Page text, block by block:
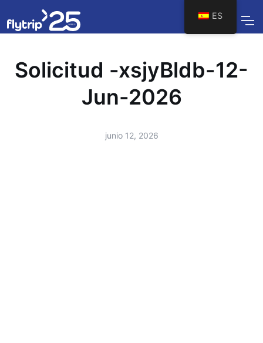
Solicitud -xsjyBldb-12-
Jun-2026
junio 12, 2026
ES